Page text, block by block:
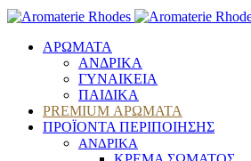
ΑΡΩΜΑΤΑ
ΑΝΔΡΙΚΑ
ΓΥΝΑΙΚΕΙΑ
ΠΑΙΔΙΚΑ
PREMIUM ΑΡΩΜΑΤΑ
ΠΡΟΪΟΝΤΑ ΠΕΡΙΠΟΙΗΣΗΣ
ΑΝΔΡΙΚΑ